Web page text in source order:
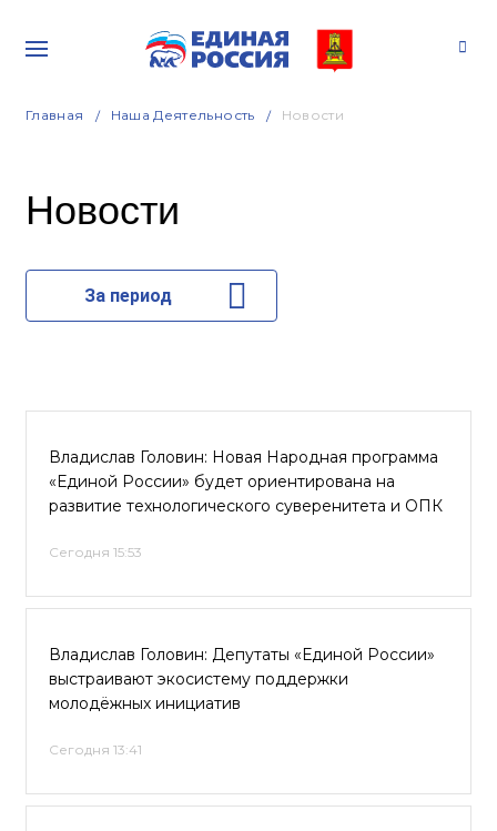
Главная Наша Деятельность Новости
Новости
За период
Владислав Головин: Новая Народная программа
«Единой России» будет ориентирована на
развитие технологического суверенитета и ОПК
Сегодня 15:53
Владислав Головин: Депутаты «Единой России»
выстраивают экосистему поддержки
молодёжных инициатив
Сегодня 13:41